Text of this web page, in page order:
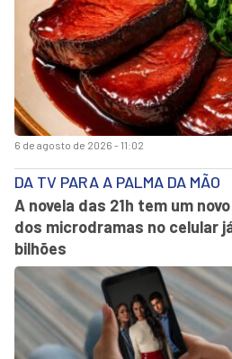
6 de agosto de 2026 - 11:02
DA TV PARA A PALMA DA MÃO
A novela das 21h tem um
dos microdramas no celular
bilhões